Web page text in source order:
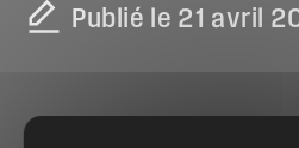
Publié le 21 avril